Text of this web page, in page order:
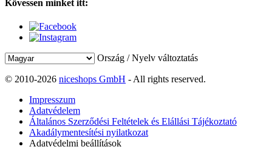
Kövessen minket itt:
Ország / Nyelv változtatás
© 2010-2026 niceshops GmbH - All rights reserved.
Impresszum
Adatvédelem
Általános Szerződési Feltételek és Elállási Tájékoztató
Akadálymentesítési nyilatkozat
Adatvédelmi beállítások